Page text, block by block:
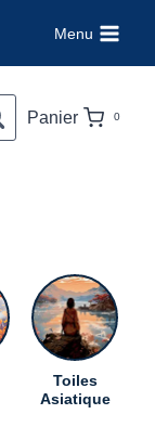
Menu
Panier 0
Toiles
Asiatique